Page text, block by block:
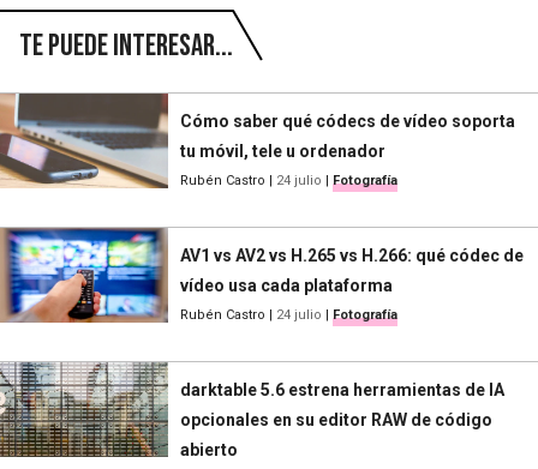
Te puede interesar...
Cómo saber qué códecs de vídeo soporta
tu móvil, tele u ordenador
Rubén Castro | 24 julio | Fotografía
AV1 vs AV2 vs H.265 vs H.266: qué códec de
vídeo usa cada plataforma
Rubén Castro | 24 julio | Fotografía
darktable 5.6 estrena herramientas de IA
opcionales en su editor RAW de código
abierto